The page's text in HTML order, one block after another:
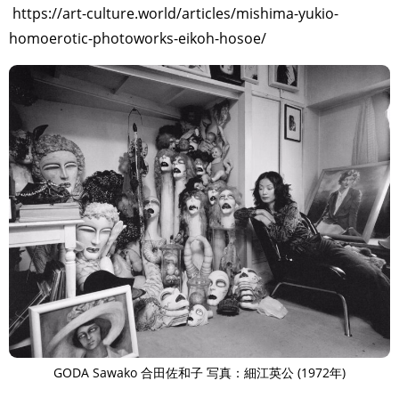
https://art-culture.world/articles/mishima-yukio-
homoerotic-photoworks-eikoh-hosoe/
GODA Sawako 合田佐和子 写真：細江英公 (1972年)